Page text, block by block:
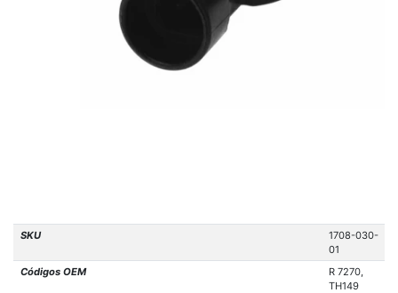
SKU
1708-030-
01
Códigos OEM
R 7270,
TH149